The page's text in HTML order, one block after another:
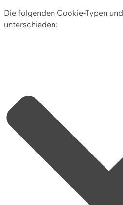
Die folgenden Cookie-Typen
unterschieden: